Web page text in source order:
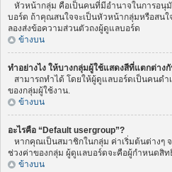
หัวหน้ากลุ่ม คือเป็นคนที่มีอำนาจในการอนุ
บอร์ด ถ้าคุณสนใจจะเป็นหัวหน้ากลุ่มหรือสน
ลองส่งข้อความส่วนตัวถงผู้ดูแลบอร์ด
ข้างบน
ทำอย่างไง ให้บางกลุ่มผู้ใช้แสดงสีที่แตกต่าง
สามารถทำได้ โดยให้ผู้ดูแลบอร์ดเป็นคนดำ
ของกลุ่มผู้ใช้งาน.
ข้างบน
อะไรคือ “Default usergroup”?
หากคุณเป็นสมาชิกในกลุ่ม ค่าเริ่มต้นต่างๆ
ช่วงค่าของกลุ่ม ผู้ดูแลบอร์ดจะคือผู้กำหนดสิท
ข้างบน